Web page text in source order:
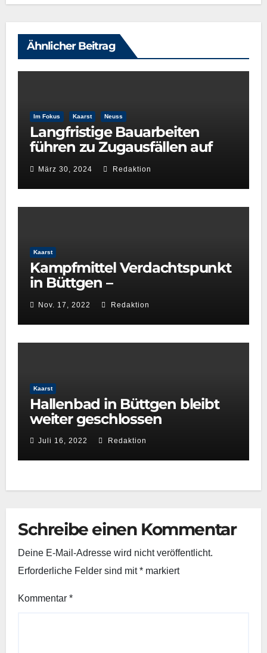
Ähnlicher Beitrag
Im Fokus Kaarst Neuss
Langfristige Bauarbeiten
führen zu Zugausfällen auf
der Linie S28 zwischen Neuss
Hbf und Kaarster See
März 30, 2024 Redaktion
Kaarst
Kampfmittel Verdachtspunkt
in Büttgen –
Einschränkungen S‑Bahn-
und Straßenverkehr –
Nachtrag
Nov. 17, 2022 Redaktion
Kaarst
Hallenbad in Büttgen bleibt
weiter geschlossen
Juli 16, 2022 Redaktion
Schreibe einen Kommentar
Deine E-Mail-Adresse wird nicht veröffentlicht.
Erforderliche Felder sind mit* markiert
Kommentar *